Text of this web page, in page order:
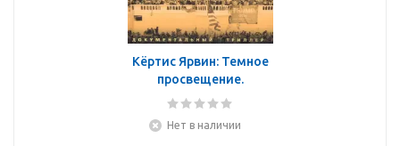
Кёртис Ярвин: Темное
просвещение.
Американские
Империи и Собора
Нет в наличии